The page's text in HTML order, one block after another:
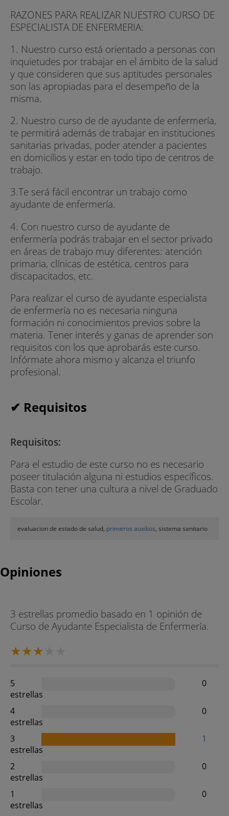
RAZONES PARA REALIZAR NUESTRO CURSO DE
ESPECIALISTA DE ENFERMERIA:
1. Nuestro curso está orientado a personas con
inquietudes por trabajar en el ámbito de la salud
y que consideren que sus aptitudes personales
son las apropiadas para el desempeño de la
misma.
2. Nuestro curso de de ayudante de enfermería,
te permitirá además de trabajar en instituciones
sanitarias privadas, poder atender a pacientes
en domicilios y estar en todo tipo de centros de
trabajo.
3.Te será fácil encontrar un trabajo como
ayudante de enfermería.
4. Con nuestro curso de ayudante de
enfermería podrás trabajar en el sector privado
en áreas de trabajo muy diferentes: atención
primaria, clínicas de estética, centros para
discapacitados, etc.
Para realizar el curso de ayudante especialista
de enfermería no es necesaria ninguna
formación ni conocimientos previos sobre la
materia. Tener interés y ganas de aprender son
requisitos con los que aprobarás este curso.
Infórmate ahora mismo y alcanza el triunfo
profesional.
✔ Requisitos
Requisitos:
Para el estudio de este curso no es necesario
poseer titulación alguna ni estudios específicos.
Basta con tener una cultura a nivel de Graduado
Escolar.
evaluacion de estado de salud, primeros auxilios, sistema sanitario
Opiniones
3 estrellas promedio basado en 1 opinión de
Curso de Ayudante Especialista de Enfermería.
5
estrellas
0
4
estrellas
0
3
estrellas
1
2
estrellas
0
1
estrellas
0